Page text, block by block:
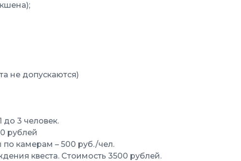
не допускаются)
до 3 человек.
рублей
камерам – 500 руб./чел.
квеста. Стоимость 3500 рублей.